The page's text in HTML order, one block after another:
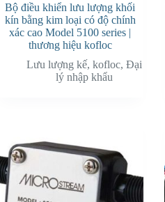
Bộ điều khiển lưu lượng khối
kín bằng kim loại có độ chính
xác cao Model 5100 series |
thương hiệu kofloc
Lưu lượng kế, kofloc, Đại
lý nhập khẩu